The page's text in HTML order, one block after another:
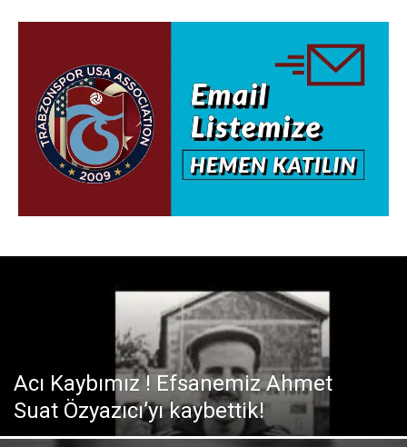
Acı Kaybımız ! Efsanemiz Ahmet
Suat Özyazıcı’yı kaybettik!